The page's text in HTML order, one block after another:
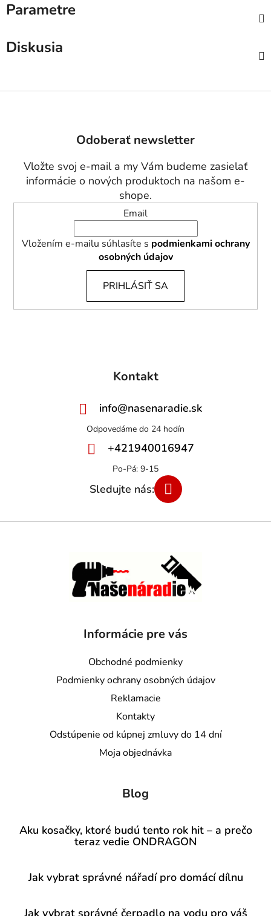
Parametre
Diskusia
Odoberať newsletter
Vložte svoj e-mail a my Vám budeme zasielať
informácie o nových produktoch na našom e-
shope.
Email
Vložením e-mailu súhlasíte s podmienkami ochrany
osobných údajov
PRIHLÁSIŤ SA
Kontakt
info@nasenaradie.sk
+421940016947
Informácie pre vás
Obchodné podmienky
Podmienky ochrany osobných údajov
Reklamacie
Kontakty
Odstúpenie od kúpnej zmluvy do 14 dní
Moja objednávka
Blog
Aku kosačky, ktoré budú tento rok hit – a prečo
teraz vedie ONDRAGON
Jak vybrat správné nářadí pro domácí dílnu
Jak vybrat správné čerpadlo na vodu pro váš